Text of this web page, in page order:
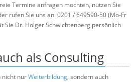
Termine anfragen möchten, nutzen Sie
rufen Sie uns an: 0201 / 649590-50 (Mo-Fr
Sie Dr. Holger Schwichtenberg persönlich
als Consulting
nicht nurWeiterbildung, sondern auch